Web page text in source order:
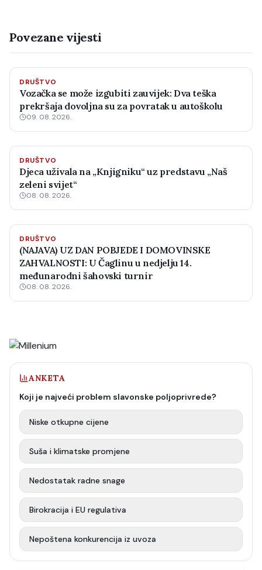
Povezane vijesti
DRUŠTVO
Vozačka se može izgubiti zauvijek: Dva teška
prekršaja dovoljna su za povratak u autoškolu
09. 08. 2026.
DRUŠTVO
Djeca uživala na „Knjigniku“ uz predstavu „Naš
zeleni svijet“
08. 08. 2026.
DRUŠTVO
(NAJAVA) UZ DAN POBJEDE I DOMOVINSKE
ZAHVALNOSTI: U Čaglinu u nedjelju 14.
međunarodni šahovski turnir
08. 08. 2026.
ANKETA
Koji je najveći problem slavonske poljoprivrede?
Niske otkupne cijene
Suša i klimatske promjene
Nedostatak radne snage
Birokracija i EU regulativa
Nepoštena konkurencija iz uvoza